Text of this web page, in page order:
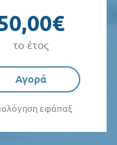
το έτος
Αγορά
εφάπαξ